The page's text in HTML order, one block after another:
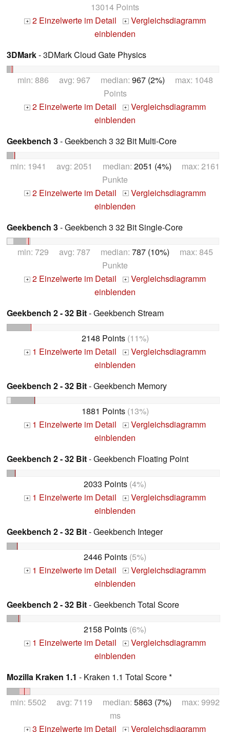
13014 Points
+ 2 Einzelwerte im Detail + Vergleichsdiagramm
einblenden
3DMark- 3DMark Cloud Gate Physics
min: 886 avg: 967 median: 967 (2%) max: 1048
Points
+ 2 Einzelwerte im Detail + Vergleichsdiagramm
einblenden
Geekbench 3- Geekbench 3 32 Bit Multi-Core
min: 1941 avg: 2051 median: 2051 (4%) max: 2161
Punkte
+ 2 Einzelwerte im Detail + Vergleichsdiagramm
einblenden
Geekbench 3- Geekbench 3 32 Bit Single-Core
min: 729 avg: 787 median: 787 (10%) max: 845
Punkte
+ 2 Einzelwerte im Detail + Vergleichsdiagramm
einblenden
Geekbench 2 - 32 Bit- Geekbench Stream
2148 Points(11%)
+ 1 Einzelwerte im Detail + Vergleichsdiagramm
einblenden
Geekbench 2 - 32 Bit- Geekbench Memory
1881 Points(13%)
+ 1 Einzelwerte im Detail + Vergleichsdiagramm
einblenden
Geekbench 2 - 32 Bit- Geekbench Floating Point
2033 Points (4%)
+ 1 Einzelwerte im Detail + Vergleichsdiagramm
einblenden
Geekbench 2 - 32 Bit- Geekbench Integer
2446 Points (5%)
+ 1 Einzelwerte im Detail + Vergleichsdiagramm
einblenden
Geekbench 2 - 32 Bit- Geekbench Total Score
2158 Points (6%)
+ 1 Einzelwerte im Detail + Vergleichsdiagramm
einblenden
Mozilla Kraken 1.1 - Kraken 1.1 Total Score *
min: 5502 avg: 7119 median: 5863 (7%) max: 9992
ms
+ 3 Einzelwerte im Detail + Vergleichsdiagramm